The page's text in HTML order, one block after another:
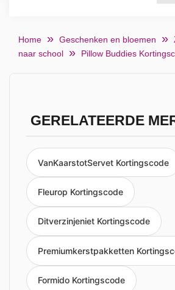
Home Geschenken en bloemen
naar school
Pillow Buddies
GERELATEERDE
VanKaarstotServet Kortingscode
Fleurop Kortingscode
Ditverzinjeniet Kortingscode
Premiumkerstpakketten
Formido Kortingscode